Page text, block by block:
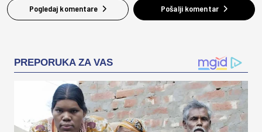
Pogledaj komentare Pošalji komentar
PREPORUKA ZA VAS